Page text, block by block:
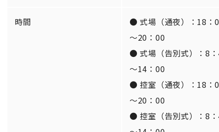
時間
● 式場（通夜）：18：
～20：00
● 式場（告別式）：8
～14：00
● 控室（通夜）：18：
～20：00
● 控室（告別式）：8